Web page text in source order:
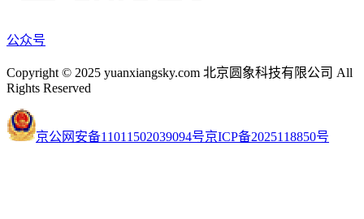
公众号
Copyright © 2025 yuanxiangsky.com 北京圆象科技有限公司 All
Rights Reserved
京公网安备11011502039094号京ICP备2025118850号